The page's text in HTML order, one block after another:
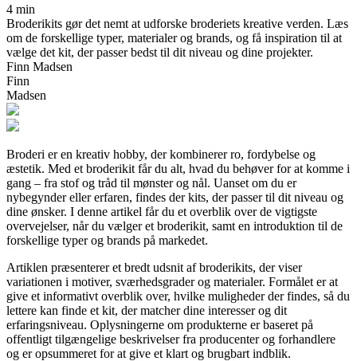
4 min
Broderikits gør det nemt at udforske broderiets kreative verden. Læs
om de forskellige typer, materialer og brands, og få inspiration til at
vælge det kit, der passer bedst til dit niveau og dine projekter.
Finn Madsen
Finn
Madsen
Broderi er en kreativ hobby, der kombinerer ro, fordybelse og
æstetik. Med et broderikit får du alt, hvad du behøver for at komme i
gang – fra stof og tråd til mønster og nål. Uanset om du er
nybegynder eller erfaren, findes der kits, der passer til dit niveau og
dine ønsker. I denne artikel får du et overblik over de vigtigste
overvejelser, når du vælger et broderikit, samt en introduktion til de
forskellige typer og brands på markedet.
Artiklen præsenterer et bredt udsnit af broderikits, der viser
variationen i motiver, sværhedsgrader og materialer. Formålet er at
give et informativt overblik over, hvilke muligheder der findes, så du
lettere kan finde et kit, der matcher dine interesser og dit
erfaringsniveau. Oplysningerne om produkterne er baseret på
offentligt tilgængelige beskrivelser fra producenter og forhandlere
og er opsummeret for at give et klart og brugbart indblik.